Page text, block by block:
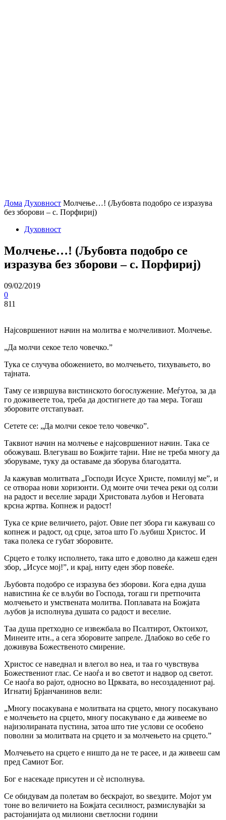
Дома Духовност Молчење…! (Љубовта подобро се изразува
без зборови – с. Порфириј)
Духовност
Молчење…! (Љубовта подобро се
изразува без зборови – с. Порфириј)
09/02/2019
0
811
Најсовршениот начин на молитва е молчеливиот. Молчење.
„Да молчи секое тело човечко.”
Тука се случува обожението, во молчењето, тихувањето, во
тајната.
Таму се извршува вистинското богослужение. Меѓутоа, за да
го доживеете тоа, треба да достигнете до таа мера. Тогаш
зборовите отстапуваат.
Сетете се: „Да молчи секое тело човечко”.
Таквиот начин на молчење е најсовршениот начин. Така се
обожуваш. Влегуваш во Божјите тајни. Ние не треба многу да
зборуваме, туку да оставаме да зборува благодатта.
Ја кажував молитвата „Господи Исусе Христе, помилуј ме”, и
се отвораа нови хоризонти. Од моите очи течеа реки од солзи
на радост и веселие заради Христовата љубов и Неговата
крсна жртва. Копнеж и радост!
Тука се крие величието, рајот. Овие пет збора ги кажуваш co
копнеж и радост, од срце, затоа што Го љубиш Христос. И
така полека се губат зборовите.
Срцето е толку исполнето, така што е доволно да кажеш еден
збор, „Исусе мој!”, и крај, ниту еден збор повеќе.
Љубовта подобро се изразува без зборови. Кога една душа
навистина ќе се вљуби во Господа, тогаш ги претпочита
молчењето и умствената молитва. Поплавата на Божјата
љубов ја исполнува душата co радост и веселие.
Таа душа претходно се извежбала во Псалтирот, Октоихот,
Минеите итн., а сега зборовите запреле. Длабоко во себе го
доживува Божественото смирение.
Христос се наведнал и влегол во неа, и таа го чувствува
Божествениот глас. Се наоѓа и во светот и надвор од светот.
Се наоѓа во рајот, односно во Црквата, во несоздадениот рај.
Игнатиј Брјанчанинов вели:
„Многу посакувана е молитвата на срцето, многу посакувано
е молчењето на срцето, многу посакувано е да живееме во
најизолираната пустина, затоа што тие услови се особено
поволни за молитвата на срцето и за молчењето на срцето.”
Молчењето на срцето е ништо да не те расее, и да живееш сам
пред Самиот Бог.
Бог е насекаде присутен и сè исполнува.
Се обидувам да полетам во бескрајот, во ѕвездите. Мојот ум
тоне во величието на Божјата сесилност, размислувајќи за
растојанијата од милиони светлосни години